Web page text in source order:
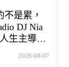
不是累，
DJ Nia
生主導權
2026-08-07